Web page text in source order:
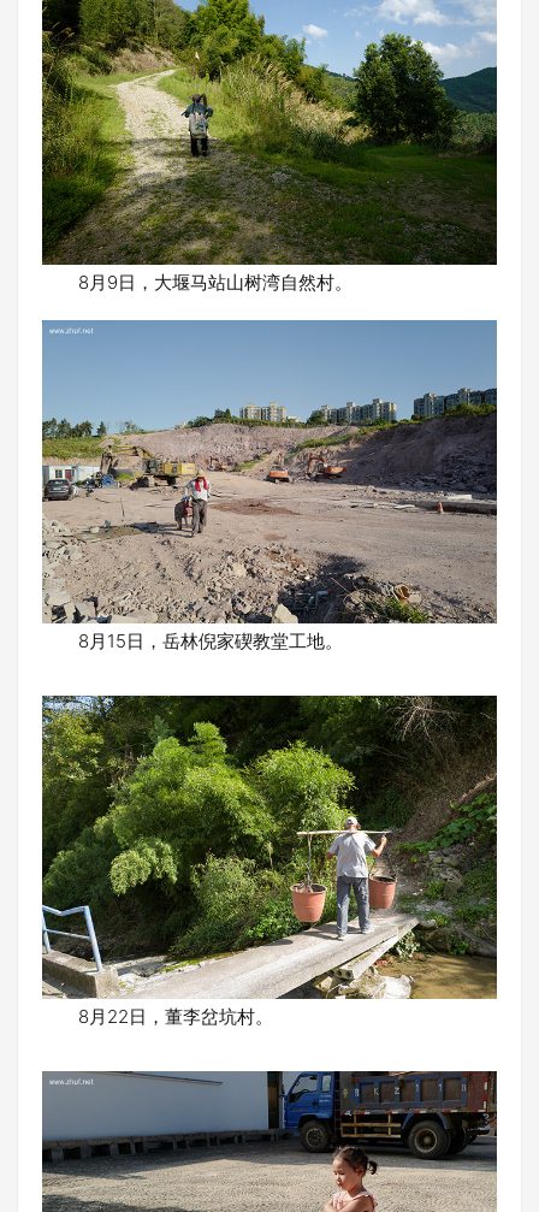
8月9日，大堰马站山树湾自然村。
8月15日，岳林倪家碶教堂工地。
8月22日，董李岔坑村。